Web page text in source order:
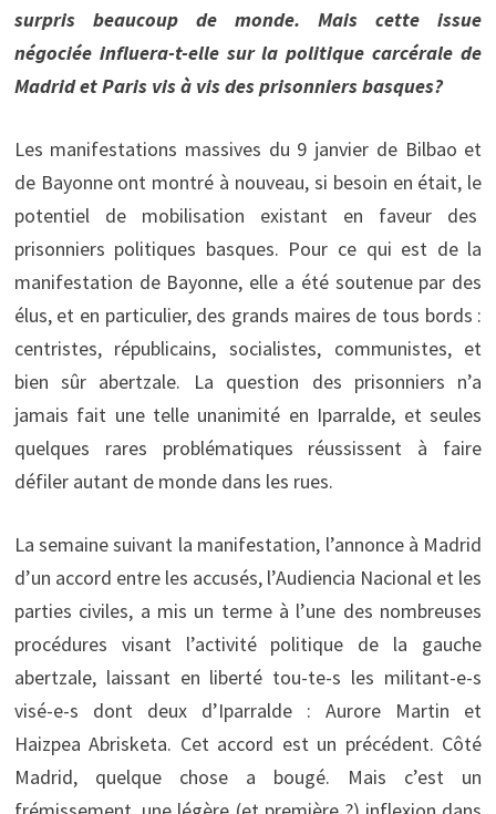
surpris beaucoup de monde. Mais cette issue
négociée influera-t-elle sur la politique carcérale de
Madrid et Paris vis à vis des prisonniers basques?
Les manifestations massives du 9 janvier de Bilbao et
de Bayonne ont montré à nouveau, si besoin en était, le
potentiel de mobilisation existant en faveur des
prisonniers politiques basques. Pour ce qui est de la
manifestation de Bayonne, elle a été soutenue par des
élus, et en particulier, des grands maires de tous bords :
centristes, républicains, socialistes, communistes, et
bien sûr abertzale. La question des prisonniers n’a
jamais fait une telle unanimité en Iparralde, et seules
quelques rares problématiques réussissent à faire
défiler autant de monde dans les rues.
La semaine suivant la manifestation, l’annonce à Madrid
d’un accord entre les accusés, l’Audiencia Nacional et les
parties civiles, a mis un terme à l’une des nombreuses
procédures visant l’activité politique de la gauche
abertzale, laissant en liberté tou-te-s les militant-e-s
visé-e-s dont deux d’Iparralde : Aurore Martin et
Haizpea Abrisketa. Cet accord est un précédent. Côté
Madrid, quelque chose a bougé. Mais c’est un